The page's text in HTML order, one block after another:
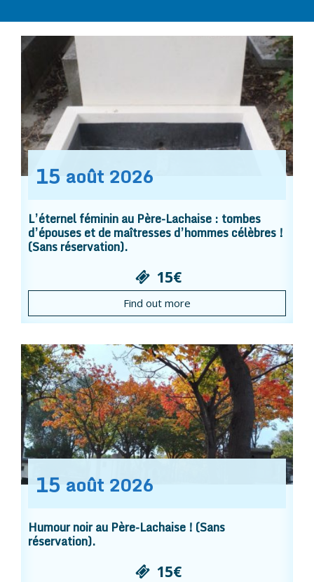
15 août 2026
L’éternel féminin au Père-Lachaise : tombes
d’épouses et de maîtresses d’hommes célèbres !
(Sans réservation).
15€
Find out more
15 août 2026
Humour noir au Père-Lachaise ! (Sans
réservation).
15€